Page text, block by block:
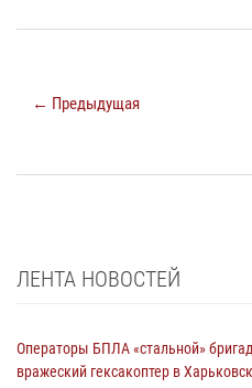
← Предыдущая
ЛЕНТА НОВОСТЕЙ
Операторы БПЛА «стальной»
вражеский гексакоптер в